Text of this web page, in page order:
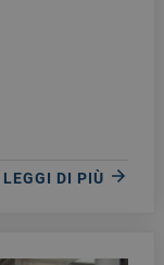
LEGGI DI PIÙ